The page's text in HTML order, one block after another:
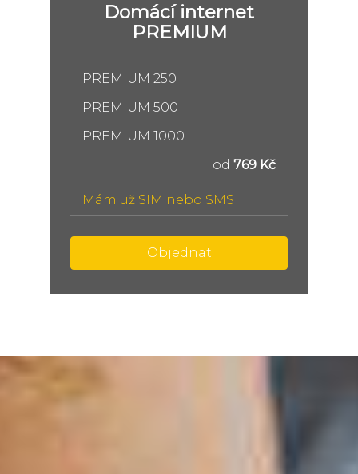
Domácí internet
PREMIUM
PREMIUM 250
PREMIUM 500
PREMIUM 1000
od 769 Kč
Mám už SIM nebo SMS
Objednat